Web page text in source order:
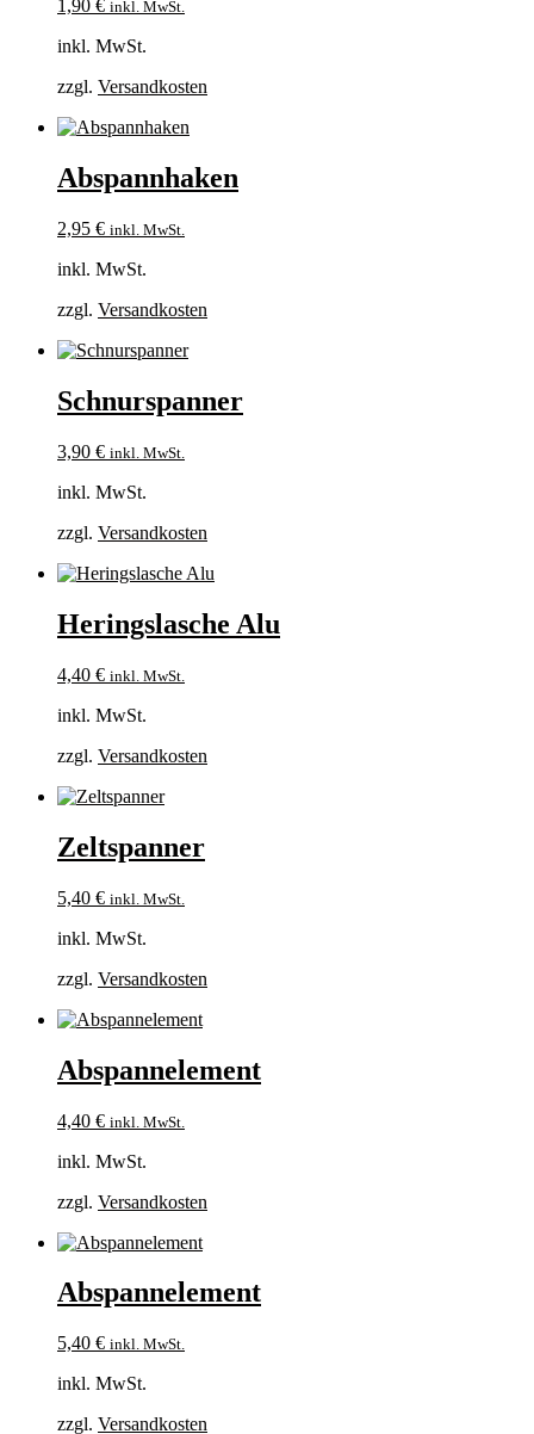
1,90 € inkl. MwSt.
inkl. MwSt.
zzgl. Versandkosten
Abspannhaken
2,95 € inkl. MwSt.
inkl. MwSt.
zzgl. Versandkosten
Schnurspanner
3,90 € inkl. MwSt.
inkl. MwSt.
zzgl. Versandkosten
Heringslasche Alu
4,40 € inkl. MwSt.
inkl. MwSt.
zzgl. Versandkosten
Zeltspanner
5,40 € inkl. MwSt.
inkl. MwSt.
zzgl. Versandkosten
Abspannelement
4,40 € inkl. MwSt.
inkl. MwSt.
zzgl. Versandkosten
Abspannelement
5,40 € inkl. MwSt.
inkl. MwSt.
zzgl. Versandkosten